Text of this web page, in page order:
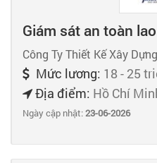
Giám sát an toàn
Công Ty Thiết Kế Xây
Mức lương: 18 - 25
Địa điểm: Hồ Chí
Ngày cập nhật:23-06-2026